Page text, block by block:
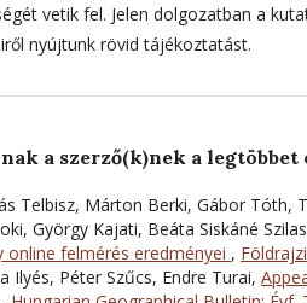
vetik fel. Jelen dolgozatban a
nyújtunk rövid tájékoztatást.
a szerző(k)nek a
Telbisz, Márton Berki, Gábor Tóth,
György Kajati, Beáta Siskáné
online felmérés eredményei ,
Ilyés, Péter Szűcs, Endre Turai,